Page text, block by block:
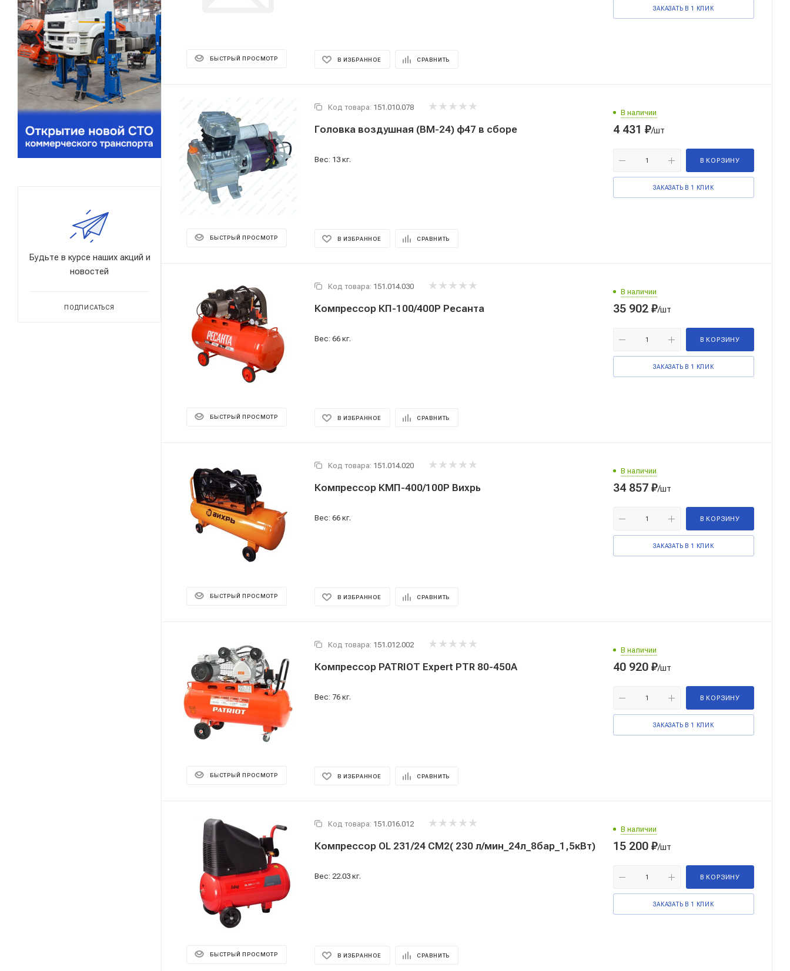
БЫСТРЫЙ ПРОСМОТР В ИЗБРАННОЕ СРАВНИТЬ
ЗАКАЗАТЬ В 1 КЛИК
БЫСТРЫЙ ПРОСМОТР
Код товара: 151.010.078
Головка воздушная (ВМ-24) ф47 в сборе
Вес: 13 кг.
В ИЗБРАННОЕ СРАВНИТЬ
В наличии
4 431 ₽/шт
В КОРЗИНУ
ЗАКАЗАТЬ В 1 КЛИК
БЫСТРЫЙ ПРОСМОТР
Код товара: 151.014.030
Компрессор КП-100/400Р Ресанта
Вес: 66 кг.
В ИЗБРАННОЕ СРАВНИТЬ
В наличии
35 902 ₽/шт
В КОРЗИНУ
ЗАКАЗАТЬ В 1 КЛИК
БЫСТРЫЙ ПРОСМОТР
Код товара: 151.014.020
Компрессор КМП-400/100Р Вихрь
Вес: 66 кг.
В ИЗБРАННОЕ СРАВНИТЬ
В наличии
34 857 ₽/шт
В КОРЗИНУ
ЗАКАЗАТЬ В 1 КЛИК
БЫСТРЫЙ ПРОСМОТР
Код товара: 151.012.002
Компрессор PATRIOT Expert PTR 80-450A
Вес: 76 кг.
В ИЗБРАННОЕ СРАВНИТЬ
В наличии
40 920 ₽/шт
В КОРЗИНУ
ЗАКАЗАТЬ В 1 КЛИК
БЫСТРЫЙ ПРОСМОТР
Код товара: 151.016.012
Компрессор OL 231/24 CM2( 230 л/мин_24л_8бар_1,5кВт)
Вес: 22.03 кг.
В ИЗБРАННОЕ СРАВНИТЬ
В наличии
15 200 ₽/шт
В КОРЗИНУ
ЗАКАЗАТЬ В 1 КЛИК
Будьте в курсе наших акций и
новостей
ПОДПИСАТЬСЯ